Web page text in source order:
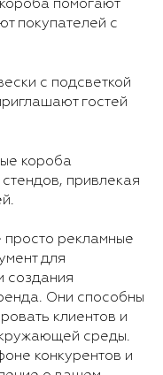
помогают
покупателей с
с подсветкой
гостей
короба
привлекая
рекламные
для
создания
Они способны
клиентов и
среды.
конкурентов и